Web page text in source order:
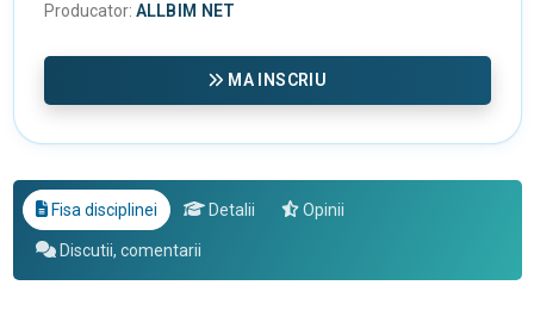
Producator: ALLBIM NET
MA INSCRIU
Fisa disciplinei Detalii Opinii
Discutii, comentarii